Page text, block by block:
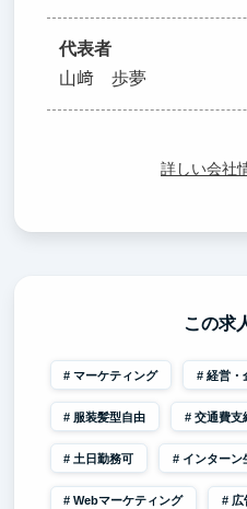
代表者
山﨑 歩夢
詳しい会社
この求
マーケティング 経営・
服装髪型自由 交通費支
土日勤務可 インターン
Webマーケティング 広